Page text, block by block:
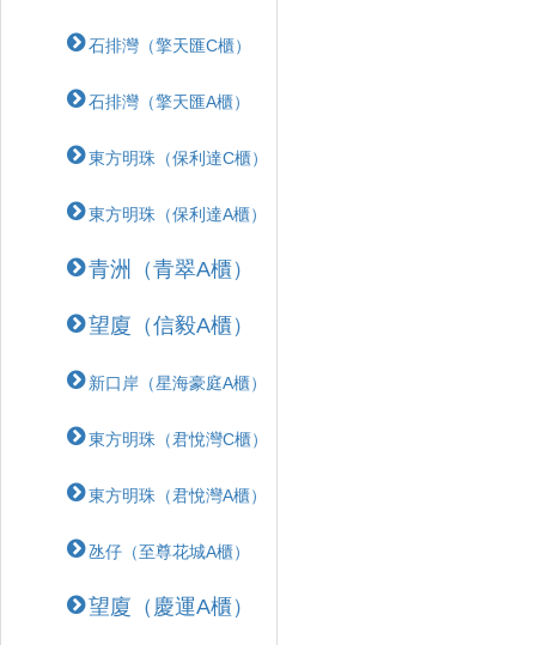
石排灣（擎天匯C櫃）
石排灣（擎天匯A櫃）
東方明珠（保利達C櫃）
東方明珠（保利達A櫃）
青洲（青翠A櫃）
望廈（信毅A櫃）
新口岸（星海豪庭A櫃）
東方明珠（君悅灣C櫃）
東方明珠（君悅灣A櫃）
氹仔（至尊花城A櫃）
望廈（慶運A櫃）